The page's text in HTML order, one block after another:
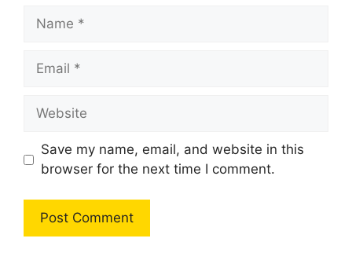
Name
Email
Website
Save my name, email, and website in this
browser for the next time I comment.